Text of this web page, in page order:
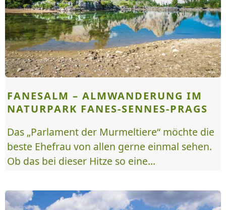
FANESALM – ALMWANDERUNG IM
NATURPARK FANES-SENNES-PRAGS
Das „Parlament der Murmeltiere“ möchte die
beste Ehefrau von allen gerne einmal sehen.
Ob das bei dieser Hitze so eine...